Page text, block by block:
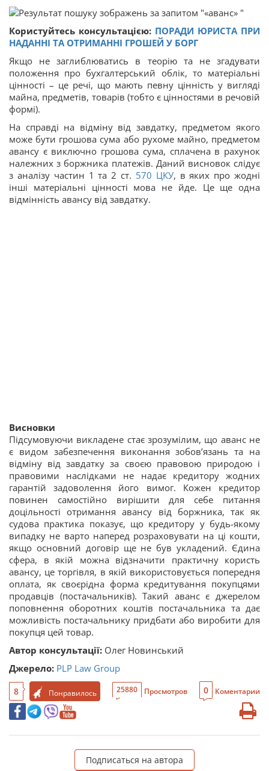
Користуйтесь консультацією: ПОРАДИ ЮРИСТА ПРИ
НАДАННІ ТА ОТРИМАННІ ГРОШЕЙ У БОРГ
Якщо не заглиблюватись в теорію та не згадувати
положення про бухгалтерський облік, то матеріальні
цінності – це речі, що мають певну цінність у вигляді
майна, предметів, товарів (тобто є цінностями в речовій
формі).
На справді на відміну від завдатку, предметом якого
може бути грошова сума або рухоме майно, предметом
авансу є виключно грошова сума, сплачена в рахунок
належних з боржника платежів. Даний висновок слідує
з аналізу частин 1 та 2 ст. 570 ЦКУ, в яких про жодні
інші матеріальні цінності мова не йде. Це ще одна
відмінність авансу від завдатку.
Висновки
Підсумовуючи викладене стає зрозумілим, що аванс не
є видом забезпечення виконання зобов’язань та на
відміну від завдатку за своєю правовою природою і
правовими наслідками не надає кредитору жодних
гарантій задоволення його вимог. Кожен кредитор
повинен самостійно вирішити для себе питання
доцільності отримання авансу від боржника, так як
судова практика показує, що кредитору у будь-якому
випадку не варто наперед розраховувати на ці кошти,
якщо основний договір ще не був укладений. Єдина
сфера, в якій можна відзначити практичну користь
авансу, це торгівля, в якій використовується попередня
оплата, як своєрідна форма кредитування покупцями
продавців (постачальників). Такий аванс є джерелом
поповнення оборотних коштів постачальника та дає
можливість постачальнику придбати або виробити для
покупця цей товар.
Автор консультації: Олег Новинський
Джерело: PLP Law Group
8 Понравилось 25880 Просмотров 0 Коментарии
Подписаться на автора